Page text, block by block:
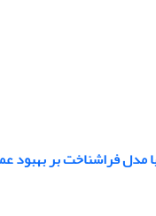
فراشناخت بر بهبود